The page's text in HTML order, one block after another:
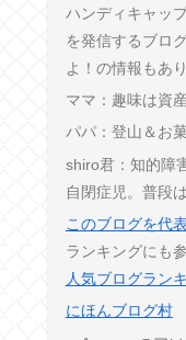
ハンディキャッ
を発信するブロ
よ！の情報もあ
ママ：趣味は資
パパ：登山＆お
shiro君：知的障
自閉症児。普段
このブログを代
ランキングにも
人気ブログラン
にほんブログ村